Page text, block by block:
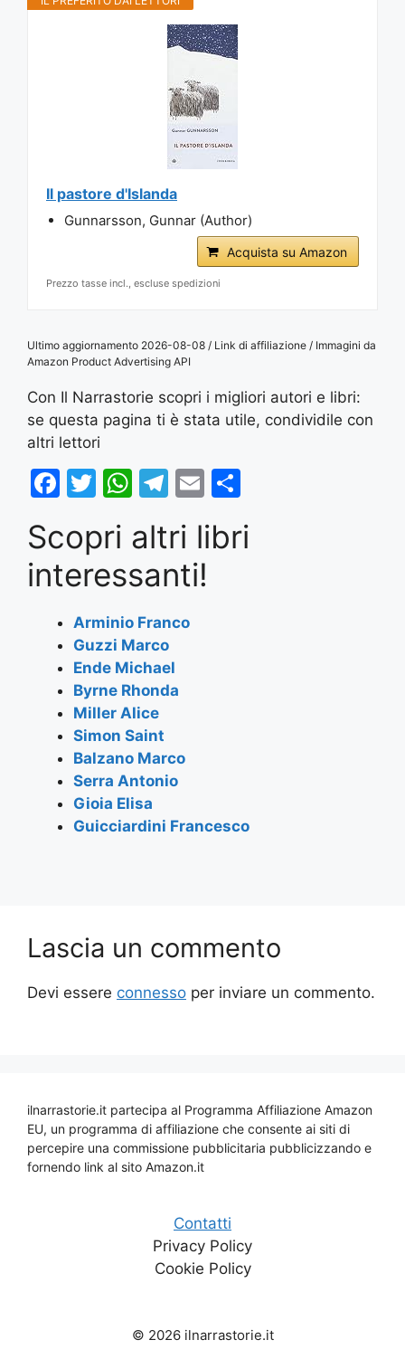
Il pastore d'Islanda
Gunnarsson, Gunnar (Author)
Acquista su Amazon
Prezzo tasse incl., escluse spedizioni
Ultimo aggiornamento 2026-08-08 / Link di affiliazione / Immagini da
Amazon Product Advertising API
Con Il Narrastorie scopri i migliori autori e libri:
se questa pagina ti è stata utile, condividile con
altri lettori
F
c
e
b
o
o
k
T
itt
er
W
at
s
A
p
p
T
e
gr
a
m
E
ai
l
ar
Scopri altri libri
interessanti!
Arminio Franco
Guzzi Marco
Ende Michael
Byrne Rhonda
Miller Alice
Simon Saint
Balzano Marco
Serra Antonio
Gioia Elisa
Guicciardini Francesco
Lascia un commento
Devi essere connesso per inviare un commento.
ilnarrastorie.it partecipa al Programma Affiliazione Amazon
EU, un programma di affiliazione che consente ai siti di
percepire una commissione pubblicitaria pubblicizzando e
fornendo link al sito Amazon.it
Contatti
Privacy Policy
Cookie Policy
© 2026 ilnarrastorie.it